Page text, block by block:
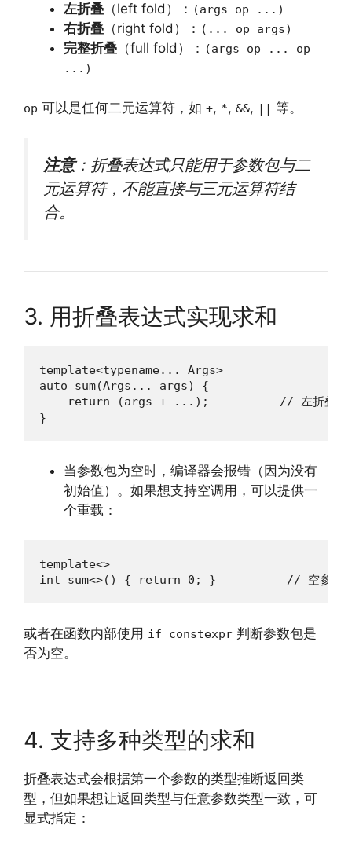
左折叠 （left fold）： (args op ...)
右折叠 （right fold）： (... op args)
完整折叠 （full fold）： (args op ... op
...)
op 可以是任何二元运算符，如 +, *, &&, || 等。
注意：折叠表达式只能用于参数包与二
元运算符，不能直接与三元运算符结
合。
3. 用折叠表达式实现求和
template<typename... Args>
auto sum(Args... args) {
return (args + ...);          // 左折叠
}
当参数包为空时，编译器会报错（因为没有
初始值）。如果想支持空调用，可以提供一
个重载：
template<>
int sum<>() { return 0; }          // 空参数包
或者在函数内部使用 if constexpr 判断参数包是
否为空。
4. 支持多种类型的求和
折叠表达式会根据第一个参数的类型推断返回类
型，但如果想让返回类型与任意参数类型一致，可
显式指定：